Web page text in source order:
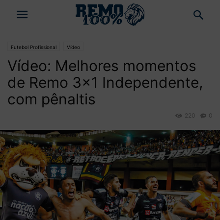
Futebol Profissional Vídeo
Vídeo: Melhores momentos
de Remo 3×1 Independente,
com pênaltis
0
220